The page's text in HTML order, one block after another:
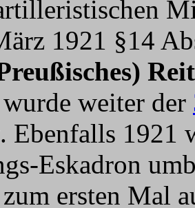
1921 §14
weiter der
Ebenfalls 1921
Eskadron
ersten Mal